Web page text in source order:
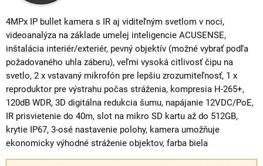
4MPx IP bullet kamera s IR aj viditeľným svetlom v noci,
videoanalýza na základe umelej inteligencie ACUSENSE,
inštalácia interiér/exteriér, pevný objektív (možné vybrať podľa
požadovaného uhla záberu), veľmi vysoká citlivosť čipu na
svetlo, 2 x vstavaný mikrofón pre lepšiu zrozumiteľnosť, 1 x
reproduktor pre výstrahu počas stráženia, kompresia H-265+,
120dB WDR, 3D digitálna redukcia šumu, napájanie 12VDC/PoE,
IR prisvietenie do 40m, slot na mikro SD kartu až do 512GB,
krytie IP67, 3-osé nastavenie polohy, kamera umožňuje
ekonomicky výhodné stráženie objektov, farba biela